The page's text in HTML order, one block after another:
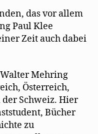
das vor allem
Paul Klee
Zeit auch dabei
Mehring
Österreich,
Schweiz. Hier
Bücher
zu